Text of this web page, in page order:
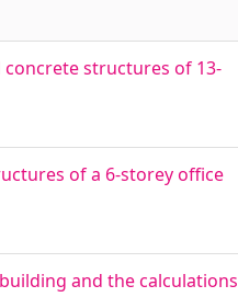
structures of 13-
of a 6-storey office
and the calculations